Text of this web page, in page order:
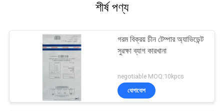
শীর্ষ পণ্য
গরম বিক্রয় চীন টেম্পার অ্যাভিডেন্ট
সুরক্ষা ব্যাগ কারখানা
negotiable MOQ:10kpcs
যোগাযোগ